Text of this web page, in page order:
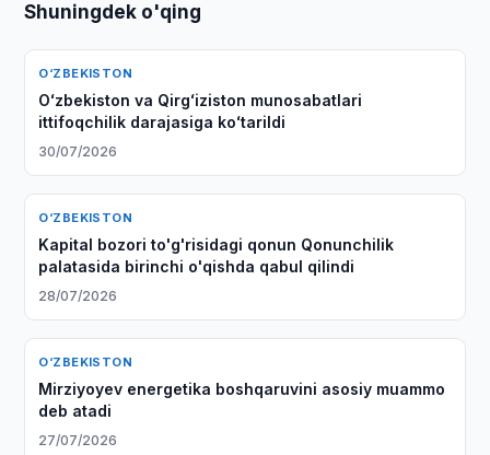
Shuningdek o'qing
O‘ZBEKISTON
Oʻzbekiston va Qirgʻiziston munosabatlari
ittifoqchilik darajasiga koʻtarildi
30/07/2026
O‘ZBEKISTON
Kapital bozori to'g'risidagi qonun Qonunchilik
palatasida birinchi o'qishda qabul qilindi
28/07/2026
O‘ZBEKISTON
Mirziyoyev energetika boshqaruvini asosiy muammo
deb atadi
27/07/2026